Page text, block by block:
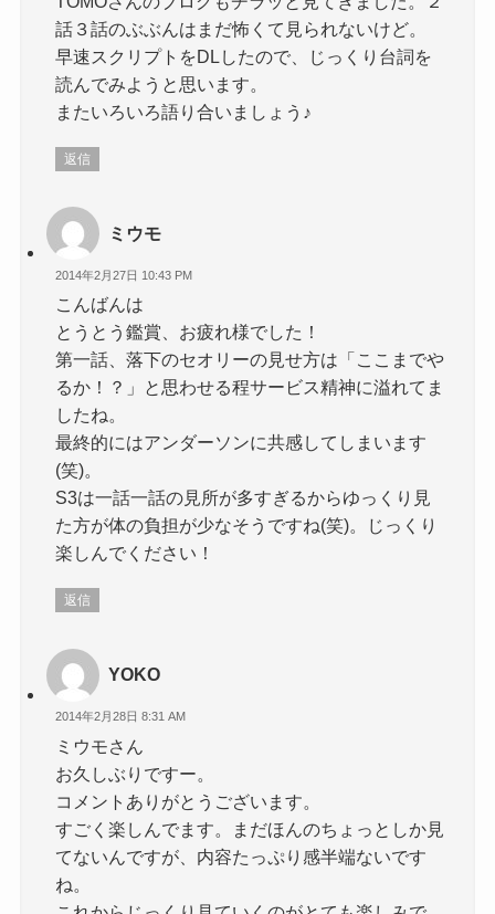
話３話のぶぶんはまだ怖くて見られないけど。
早速スクリプトをDLしたので、じっくり台詞を
読んでみようと思います。
またいろいろ語り合いましょう♪
返信
ミウモ
2014年2月27日 10:43 PM
こんばんは
とうとう鑑賞、お疲れ様でした！
第一話、落下のセオリーの見せ方は「ここまでや
るか！？」と思わせる程サービス精神に溢れてま
したね。
最終的にはアンダーソンに共感してしまいます
(笑)。
S3は一話一話の見所が多すぎるからゆっくり見
た方が体の負担が少なそうですね(笑)。じっくり
楽しんでください！
返信
YOKO
2014年2月28日 8:31 AM
ミウモさん
お久しぶりですー。
コメントありがとうございます。
すごく楽しんでます。まだほんのちょっとしか見
てないんですが、内容たっぷり感半端ないです
ね。